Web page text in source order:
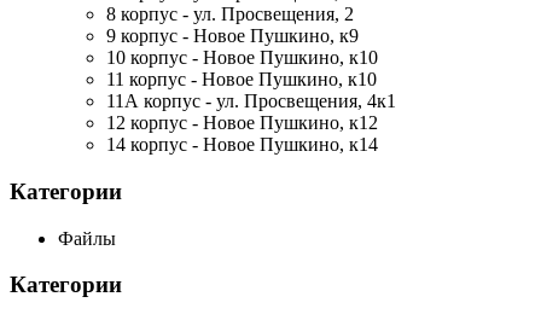
8 корпус - ул. Просвещения, 2
9 корпус - Новое Пушкино, к9
10 корпус - Новое Пушкино, к10
11 корпус - Новое Пушкино, к10
11А корпус - ул. Просвещения, 4к1
12 корпус - Новое Пушкино, к12
14 корпус - Новое Пушкино, к14
Категории
Файлы
Категории